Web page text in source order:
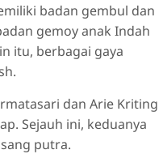
badan gembul dan
gemoy anak Indah
itu, berbagai gaya
dan Arie Kriting
Sejauh ini, keduanya
putra.